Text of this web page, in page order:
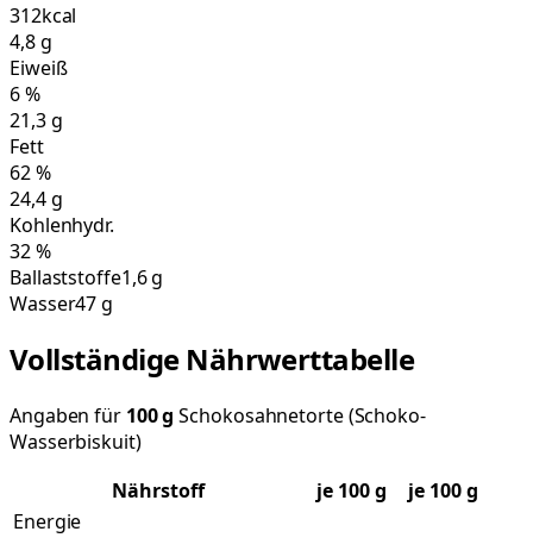
312kcal
4,8g
Eiweiß
6%
21,3g
Fett
62%
24,4g
Kohlenhydr.
32%
Ballaststoffe1,6 g
Wasser47 g
Vollständige Nährwerttabelle
Angaben für 100g Schokosahnetorte (Schoko-
Wasserbiskuit)
Nährstoff
je 100g
je 100 g
Energie